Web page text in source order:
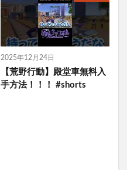
2025年12月24日
【荒野行動】殿堂車無料入
手方法！！！ #shorts